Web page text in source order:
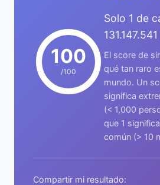
100
/100
Solo 1 de
El score de
qué tan raro
mundo. Un
significa
(< 1,000
que 1
común (> 10
Compartir mi resultado: